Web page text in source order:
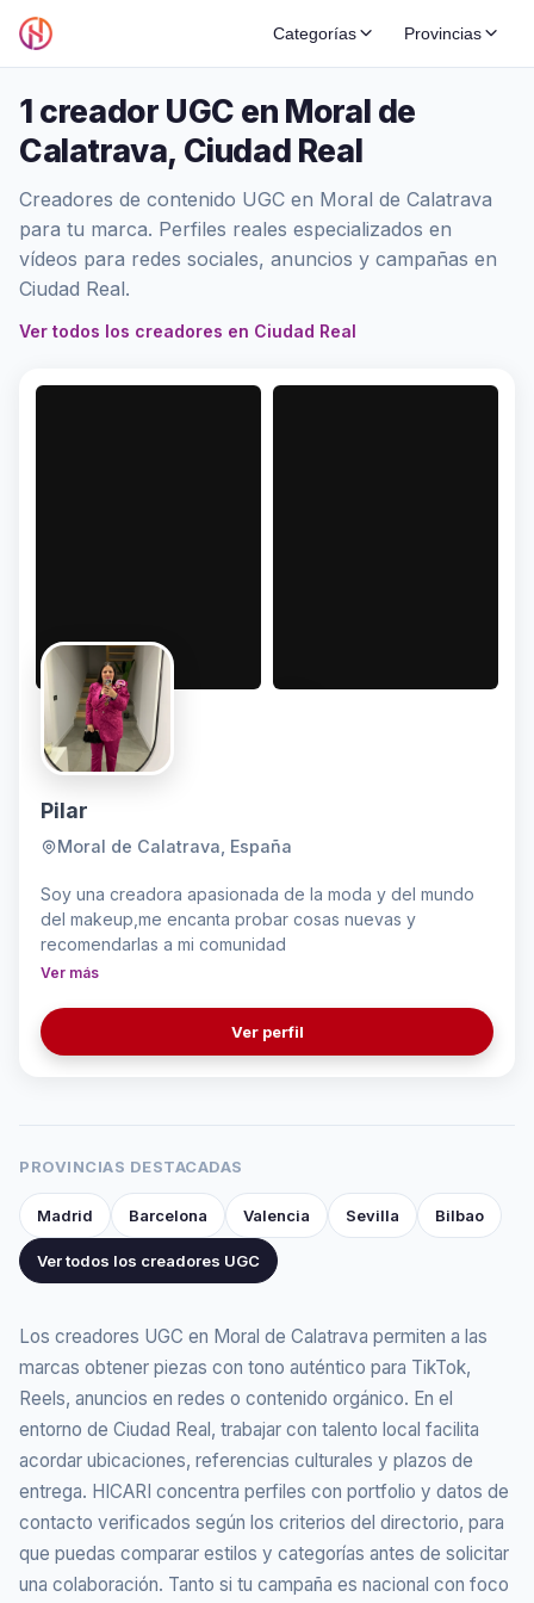
Categorías Provincias
1 creador UGC en Moral de
Calatrava, Ciudad Real
Creadores de contenido UGC en Moral de Calatrava
para tu marca. Perfiles reales especializados en
vídeos para redes sociales, anuncios y campañas en
Ciudad Real.
Ver todos los creadores en Ciudad Real
Pilar
Moral de Calatrava, España
Soy una creadora apasionada de la moda y del mundo
del makeup,me encanta probar cosas nuevas y
recomendarlas a mi comunidad
Ver más
Ver perfil
PROVINCIAS DESTACADAS
Madrid Barcelona Valencia Sevilla Bilbao
Ver todos los creadores UGC
Los creadores UGC en Moral de Calatrava permiten a las
marcas obtener piezas con tono auténtico para TikTok,
Reels, anuncios en redes o contenido orgánico. En el
entorno de Ciudad Real, trabajar con talento local facilita
acordar ubicaciones, referencias culturales y plazos de
entrega. HICARI concentra perfiles con portfolio y datos de
contacto verificados según los criterios del directorio, para
que puedas comparar estilos y categorías antes de solicitar
una colaboración. Tanto si tu campaña es nacional con foco